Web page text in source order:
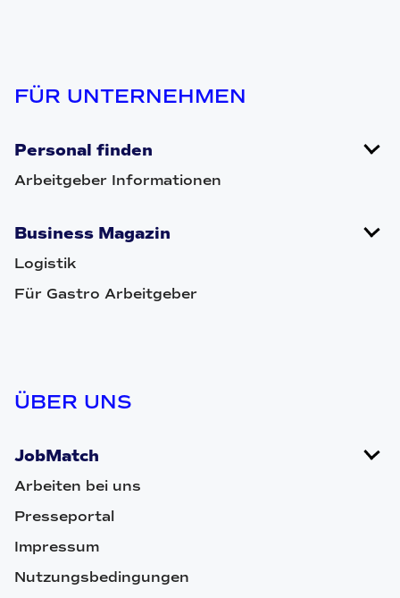
FÜR UNTERNEHMEN
Personal finden
Arbeitgeber Informationen
Business Magazin
Logistik
Für Gastro Arbeitgeber
ÜBER UNS
JobMatch
Arbeiten bei uns
Presseportal
Impressum
Nutzungsbedingungen